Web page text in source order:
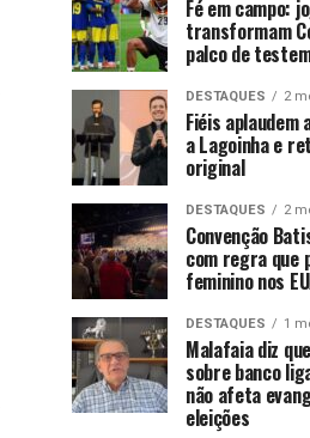
Fé em campo:
transformam
palco de
DESTAQUES 2
Fiéis aplaudem
a Lagoinha e
original
DESTAQUES 2
Convenção
com regra que
feminino nos
DESTAQUES 1
Malafaia diz
sobre banco
não afeta
eleições